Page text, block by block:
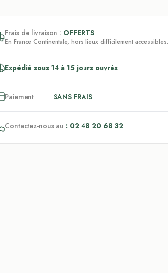
Frais de livraison : OFFERTS
En France Continentale, hors lieux difficilement accessibles.
Expédié sous 14 à 15 jours ouvrés
Paiement SANS FRAIS
Contactez-nous au : 02 48 20 68 32